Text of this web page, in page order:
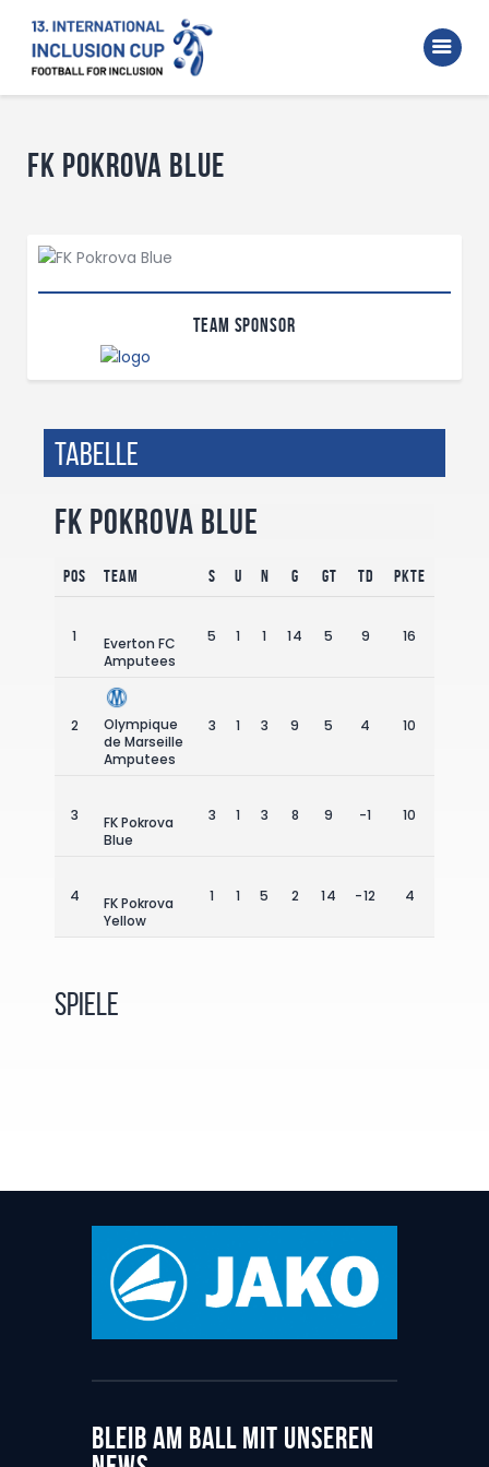
Home
Walking Football Turnier
Unterstützer
FK Pokrova Blue
Team Sponsor
Tabelle
FK Pokrova Blue
Pos Team S U N G GT TD Pkte
1
Everton FC
Amputees
5 1 1 14 5 9 16
2
Olympique
de Marseille
Amputees
3 1 3 9 5 4 10
3
FK Pokrova
Blue
3 1 3 8 9 -1 10
4
FK Pokrova
Yellow
1 1 5 2 14 -12 4
Spiele
BLEIB AM BALL MIT UNSEREN